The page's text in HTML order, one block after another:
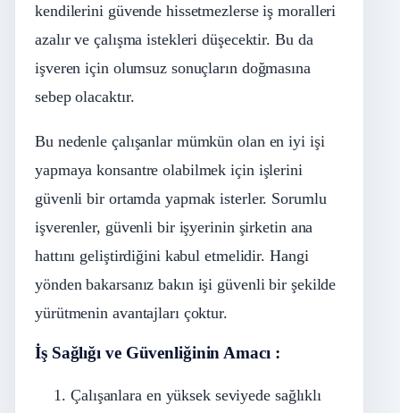
kendilerini güvende hissetmezlerse iş moralleri
azalır ve çalışma istekleri düşecektir. Bu da
işveren için olumsuz sonuçların doğmasına
sebep olacaktır.
Bu nedenle çalışanlar mümkün olan en iyi işi
yapmaya konsantre olabilmek için işlerini
güvenli bir ortamda yapmak isterler. Sorumlu
işverenler, güvenli bir işyerinin şirketin ana
hattını geliştirdiğini kabul etmelidir. Hangi
yönden bakarsanız bakın işi güvenli bir şekilde
yürütmenin avantajları çoktur.
İş Sağlığı ve Güvenliğinin Amacı :
Çalışanlara en yüksek seviyede sağlıklı